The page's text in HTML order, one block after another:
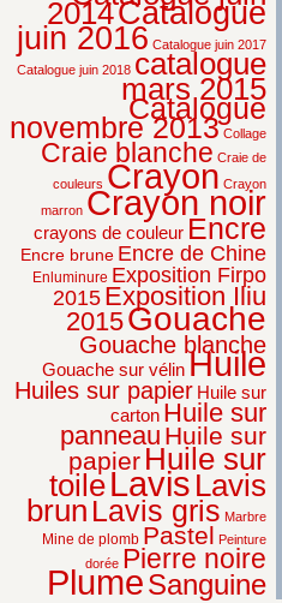
2014Catalogue
juin 2016 Catalogue juin 2017
Catalogue juin 2018 catalogue
mars 2015
Catalogue
novembre 2013 Collage
Craie blanche Craie de
couleurs Crayon Crayon
marron Crayon noir
crayons de couleur Encre
Encre brune Encre de Chine
Enluminure Exposition Firpo
2015 Exposition Iliu
2015Gouache
Gouache blanche
Gouache sur vélinHuile
Huiles sur papier Huile sur
carton Huile sur
panneau Huile sur
papier Huile sur
toileLavis Lavis
brun Lavis gris Marbre
Mine de plomb Pastel Peinture
dorée Pierre noire
PlumeSanguine